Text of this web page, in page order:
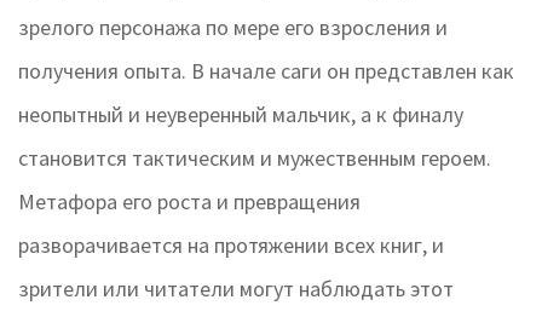
зрелого персонажа по мере его взросления и
получения опыта. В начале саги он представлен как
неопытный и неуверенный мальчик, а к финалу
становится тактическим и мужественным героем.
Метафора его роста и превращения
разворачивается на протяжении всех книг, и
зрители или читатели могут наблюдать этот